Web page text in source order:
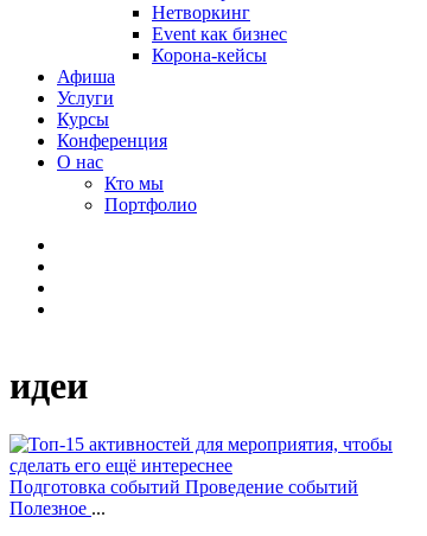
Нетворкинг
Event как бизнес
Корона-кейсы
Афиша
Услуги
Курсы
Конференция
О нас
Кто мы
Портфолио
идеи
Подготовка событий Проведение событий
Полезное ...